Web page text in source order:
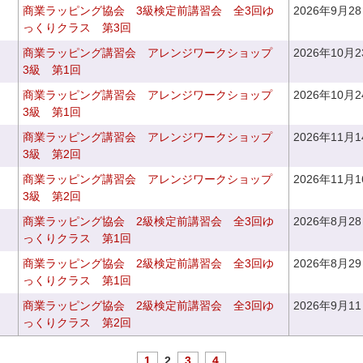
商業ラッピング協会 3級検定前講習会 全3回ゆ
っくりクラス 第3回
2026年9月
商業ラッピング講習会 アレンジワークショップ
3級 第1回
2026年10月
商業ラッピング講習会 アレンジワークショップ
3級 第1回
2026年10月
商業ラッピング講習会 アレンジワークショップ
3級 第2回
2026年11月
商業ラッピング講習会 アレンジワークショップ
3級 第2回
2026年11月
商業ラッピング協会 2級検定前講習会 全3回ゆ
っくりクラス 第1回
2026年8月
商業ラッピング協会 2級検定前講習会 全3回ゆ
っくりクラス 第1回
2026年8月
商業ラッピング協会 2級検定前講習会 全3回ゆ
っくりクラス 第2回
2026年9月